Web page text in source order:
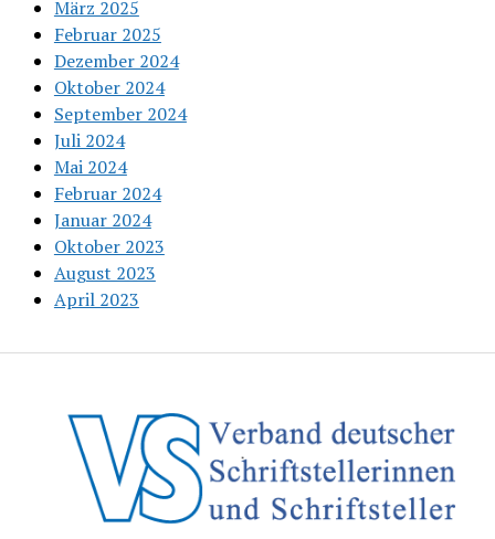
März 2025
Februar 2025
Dezember 2024
Oktober 2024
September 2024
Juli 2024
Mai 2024
Februar 2024
Januar 2024
Oktober 2023
August 2023
April 2023